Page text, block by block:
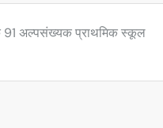
91 अल्पसंख्यक प्राथमिक स्कूल